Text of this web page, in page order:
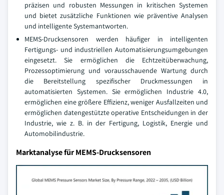
präzisen und robusten Messungen in kritischen Systemen
und bietet zusätzliche Funktionen wie präventive Analysen
und intelligente Systemantworten.
MEMS-Drucksensoren werden häufiger in intelligenten
Fertigungs- und industriellen Automatisierungsumgebungen
eingesetzt. Sie ermöglichen die Echtzeitüberwachung,
Prozessoptimierung und vorausschauende Wartung durch
die Bereitstellung spezifischer Druckmessungen in
automatisierten Systemen. Sie ermöglichen Industrie 4.0,
ermöglichen eine größere Effizienz, weniger Ausfallzeiten und
ermöglichen datengestützte operative Entscheidungen in der
Industrie, wie z. B. in der Fertigung, Logistik, Energie und
Automobilindustrie.
Marktanalyse für MEMS-Drucksensoren